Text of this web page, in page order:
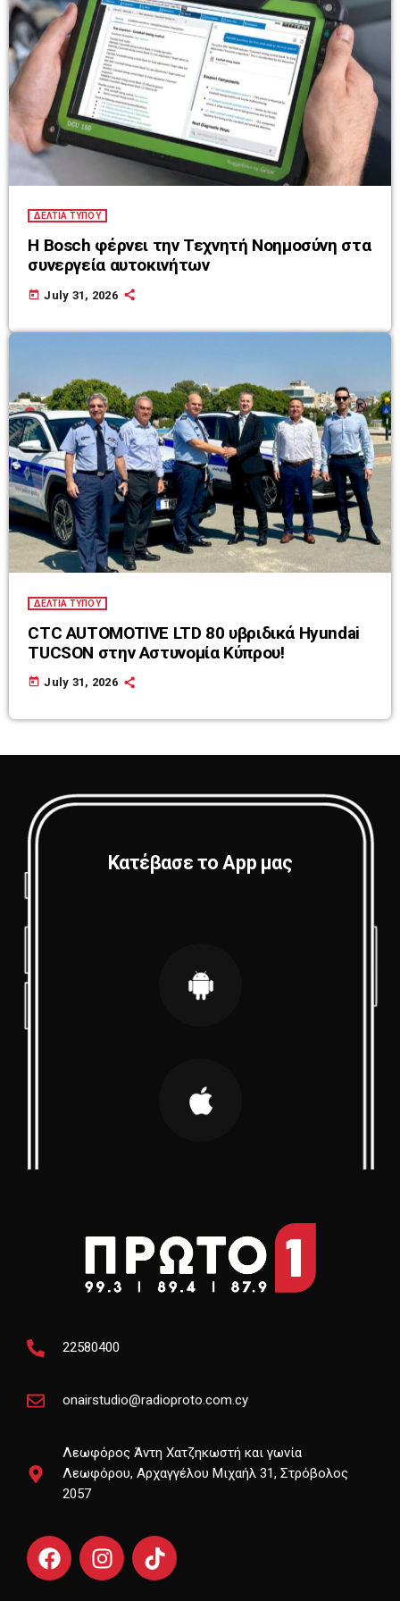
ΔΕΛΤΙΑ ΤΥΠΟΥ
Η Bosch φέρνει την Τεχνητή Νοημοσύνη στα
συνεργεία αυτοκινήτων
today July 31, 2026
ΔΕΛΤΙΑ ΤΥΠΟΥ
CTC AUTOMOTIVE LTD 80 υβριδικά Hyundai
TUCSON στην Αστυνομία Κύπρου!
today July 31, 2026
Κατέβασε το App μας
22580400
onairstudio@radioproto.com.cy
Λεωφόρος Άντη Χατζηκωστή και γωνία
Λεωφόρου, Αρχαγγέλου Μιχαήλ 31, Στρόβολος
2057